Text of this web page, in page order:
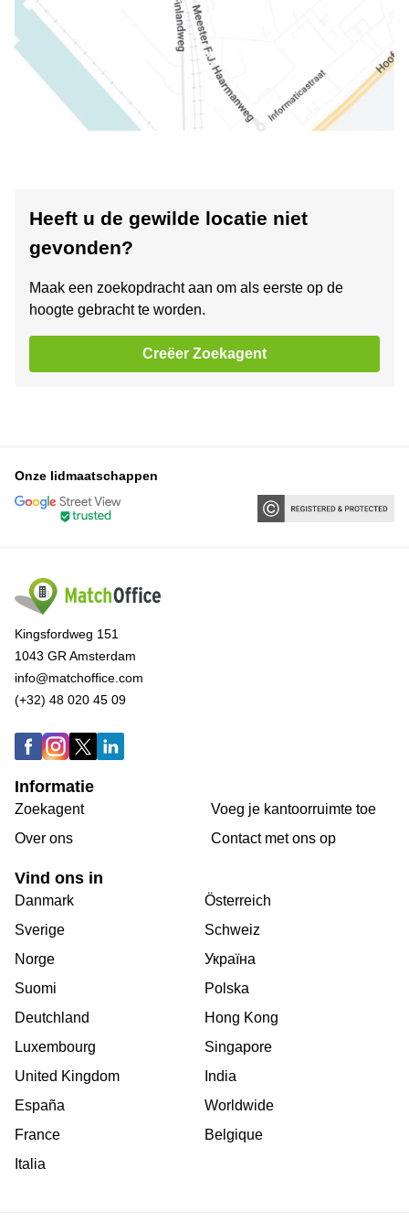
Heeft u de gewilde locatie niet
gevonden?
Maak een zoekopdracht aan om als eerste op de
hoogte gebracht te worden.
Creëer Zoekagent
Onze lidmaatschappen
Kingsfordweg 151
1043 GR Amsterdam
info@matchoffice.com
(+32) 48 020 45 09
Informatie
Zoekagent
Over ons
Voeg je kantoorruimte toe
Сontact met ons op
Vind ons in
Danmark
Sverige
Norge
Suomi
Deutchland
Luxembourg
United Kingdom
España
France
Italia
Österreich
Schweiz
Україна
Polska
Hong Kong
Singapore
India
Worldwide
Belgique